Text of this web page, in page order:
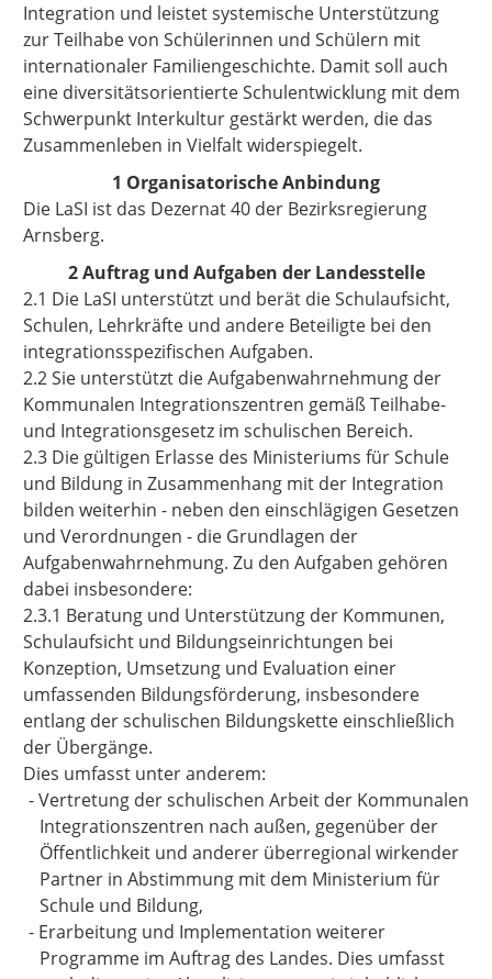
Integration und leistet systemische Unterstützung
zur Teilhabe von Schülerinnen und Schülern mit
internationaler Familiengeschichte. Damit soll auch
eine diversitätsorientierte Schulentwicklung mit dem
Schwerpunkt Interkultur gestärkt werden, die das
Zusammenleben in Vielfalt widerspiegelt.
1 Organisatorische Anbindung
Die LaSI ist das Dezernat 40 der Bezirksregierung
Arnsberg.
2 Auftrag und Aufgaben der Landesstelle
2.1 Die LaSI unterstützt und berät die Schulaufsicht,
Schulen, Lehrkräfte und andere Beteiligte bei den
integrationsspezifischen Aufgaben.
2.2 Sie unterstützt die Aufgabenwahrnehmung der
Kommunalen Integrationszentren gemäß Teilhabe-
und Integrationsgesetz im schulischen Bereich.
2.3 Die gültigen Erlasse des Ministeriums für Schule
und Bildung in Zusammenhang mit der Integration
bilden weiterhin - neben den einschlägigen Gesetzen
und Verordnungen - die Grundlagen der
Aufgabenwahrnehmung. Zu den Aufgaben gehören
dabei insbesondere:
2.3.1 Beratung und Unterstützung der Kommunen,
Schulaufsicht und Bildungseinrichtungen bei
Konzeption, Umsetzung und Evaluation einer
umfassenden Bildungsförderung, insbesondere
entlang der schulischen Bildungskette einschließlich
der Übergänge.
Dies umfasst unter anderem:
-Vertretung der schulischen Arbeit der Kommunalen
Integrationszentren nach außen, gegenüber der
Öffentlichkeit und anderer überregional wirkender
Partner in Abstimmung mit dem Ministerium für
Schule und Bildung,
- Erarbeitung und Implementation weiterer
Programme im Auftrag des Landes. Dies umfasst